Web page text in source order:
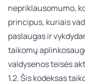
nepriklausomumo,
principus, kuriais
paslaugas ir
taikomų
valdysenos teisės
1.2. Šis kodeksas